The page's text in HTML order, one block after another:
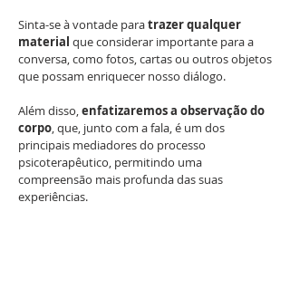
Sinta-se à vontade paratrazer qualquer
material que considerar importante para a
conversa, como fotos, cartas ou outros objetos
que possam enriquecer nosso diálogo.
Além disso,enfatizaremos a observação do
corpo, que, junto com a fala, é um dos
principais mediadores do processo
psicoterapêutico, permitindo uma
compreensão mais profunda das suas
experiências.